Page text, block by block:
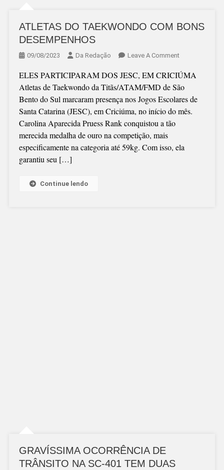
ATLETAS DO TAEKWONDO COM BONS
DESEMPENHOS
09/08/2023 Da Redação Leave A CommentOn
DO
TAEKWONDO
COM
BONS
ELES PARTICIPARAM DOS JESC, EM CRICIÚMA
Atletas de Taekwondo da Titãs/ATAM/FMD de São
Bento do Sul marcaram presença nos Jogos Escolares de
Santa Catarina (JESC), em Criciúma, no início do mês.
Carolina Aparecida Pruess Rank conquistou a tão
merecida medalha de ouro na competição, mais
especificamente na categoria até 59kg. Com isso, ela
garantiu seu […]
Continue lendo
GRAVÍSSIMA OCORRÊNCIA DE
TRÂNSITO NA SC-401 TEM DUAS